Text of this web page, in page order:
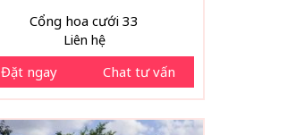
Cổng hoa cưới 33
Liên hệ
Đặt ngay Chat tư vấn